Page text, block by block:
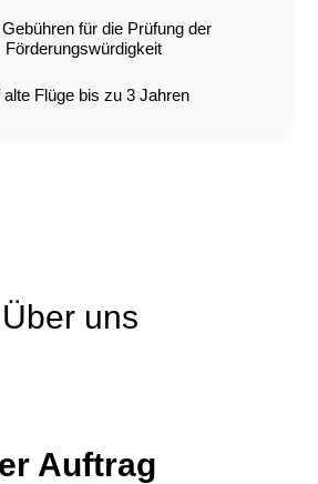
für die Prüfung der
Förderungswürdigkeit
Flüge bis zu 3 Jahren
Über uns
Auftrag